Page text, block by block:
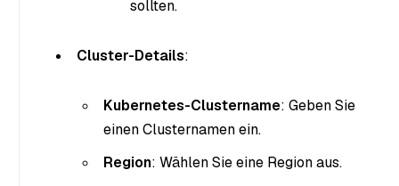
sollten.
Cluster-Details:
Kubernetes-Clustername: Geben Sie
einen Clusternamen ein.
Region: Wählen Sie eine Region aus.